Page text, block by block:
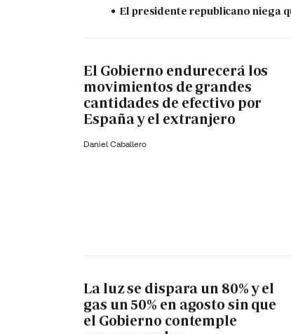
El presidente republicano niega
El Gobierno endurecerá los
movimientos de grandes
cantidades de efectivo por
España y el extranjero
Daniel Caballero
La luz se dispara un 80% y el
gas un 50% en agosto sin que
el Gobierno contemple